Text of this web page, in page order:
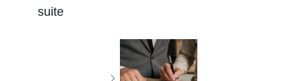
suite